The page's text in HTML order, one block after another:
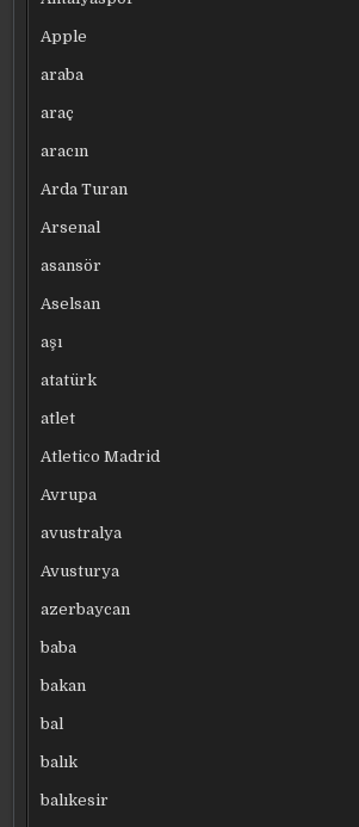
Apple
araba
araç
aracın
Arda Turan
Arsenal
asansör
Aselsan
aşı
atatürk
atlet
Atletico Madrid
Avrupa
avustralya
Avusturya
azerbaycan
baba
bakan
bal
balık
balıkesir